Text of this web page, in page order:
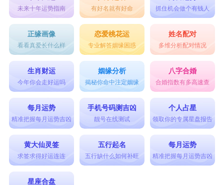
未来十年运势指南 有好名就有好命 抓住机会做个有钱人
正缘画像
看看真爱长什么样
恋爱桃花运
专业解答姻缘困惑
姓名配对
多维分析配对情况
生肖财运
今年你会走好运吗
姻缘分析
揭秘你命中注定姻缘
八字合婚
合婚指数有多高速查
每月运势
精准把握每月运势吉凶
手机号码测吉凶
靓号在线测试
个人占星
领取你的专属星盘报告
黄大仙灵签
求签求得好运连连
五行起名
五行缺什么如何补旺
每月运势
精准把握每月运势吉凶
星座合盘